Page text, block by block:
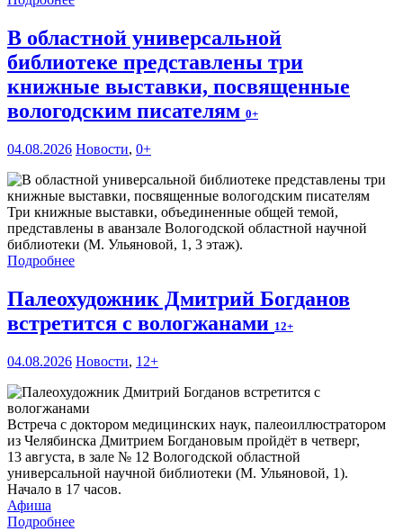
В областной универсальной
библиотеке представлены три
книжные выставки, посвященные
вологодским писателям 0+
04.08.2026 Новости, 0+
Три книжные выставки, объединенные общей темой,
представлены в аванзале Вологодской областной научной
библиотеки (М. Ульяновой, 1, 3 этаж).
Подробнее
Палеохудожник Дмитрий Богданов
встретится с вологжанами 12+
04.08.2026 Новости, 12+
Встреча с доктором медицинских наук, палеоиллюстратором
из Челябинска Дмитрием Богдановым пройдёт в четверг,
13 августа, в зале № 12 Вологодской областной
универсальной научной библиотеки (М. Ульяновой, 1).
Начало в 17 часов.
Афиша
Подробнее